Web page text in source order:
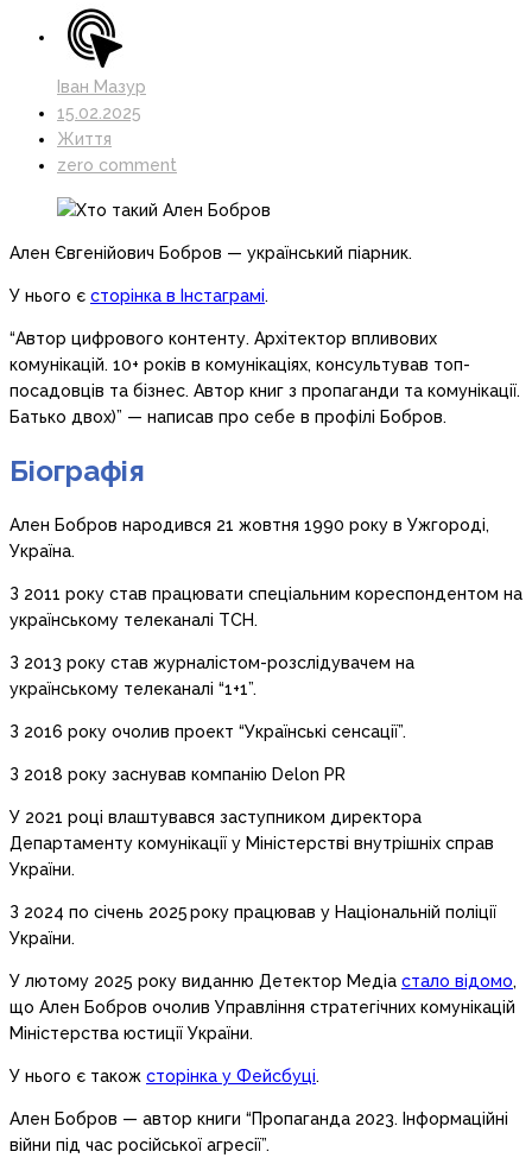
Іван Мазур
15.02.2025
Життя
zero comment
Ален Євгенійович Бобров — український піарник.
У нього є сторінка в Інстаграмі.
“Автор цифрового контенту. Архітектор впливових
комунікацій. 10+ років в комунікаціях, консультував топ-
посадовців та бізнес. Автор книг з пропаганди та комунікації.
Батько двох)” — написав про себе в профілі Бобров.
Біографія
Ален Бобров народився 21 жовтня 1990 року в Ужгороді,
Україна.
З 2011 року став працювати спеціальним кореспондентом на
українському телеканалі ТСН.
З 2013 року став журналістом-розслідувачем на
українському телеканалі “1+1”.
З 2016 року очолив проект “Українські сенсації”.
З 2018 року заснував компанію Delon PR
У 2021 році влаштувався заступником директора
Департаменту комунікації у Міністерстві внутрішніх справ
України.
З 2024 по січень 2025 року працював у Національній поліції
України.
У лютому 2025 року виданню Детектор Медіа стало відомо,
що Ален Бобров очолив Управління стратегічних комунікацій
Міністерства юстиції України.
У нього є також сторінка у Фейсбуці.
Ален Бобров — автор книги “Пропаганда 2023. Інформаційні
війни під час російської агресії”.